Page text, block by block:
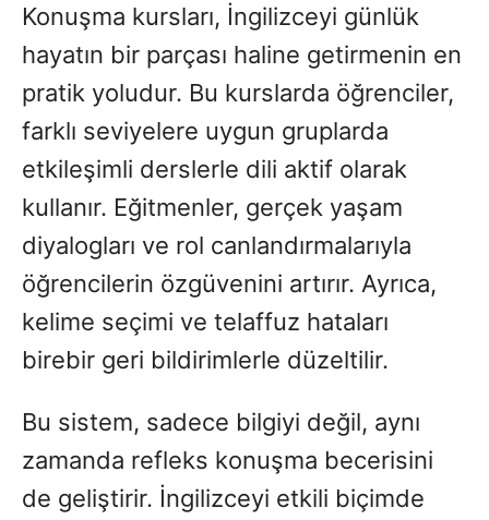
Konuşma kursları, İngilizceyi günlük
hayatın bir parçası haline getirmenin en
pratik yoludur. Bu kurslarda öğrenciler,
farklı seviyelere uygun gruplarda
etkileşimli derslerle dili aktif olarak
kullanır. Eğitmenler, gerçek yaşam
diyalogları ve rol canlandırmalarıyla
öğrencilerin özgüvenini artırır. Ayrıca,
kelime seçimi ve telaffuz hataları
birebir geri bildirimlerle düzeltilir.
Bu sistem, sadece bilgiyi değil, aynı
zamanda refleks konuşma becerisini
de geliştirir. İngilizceyi etkili biçimde